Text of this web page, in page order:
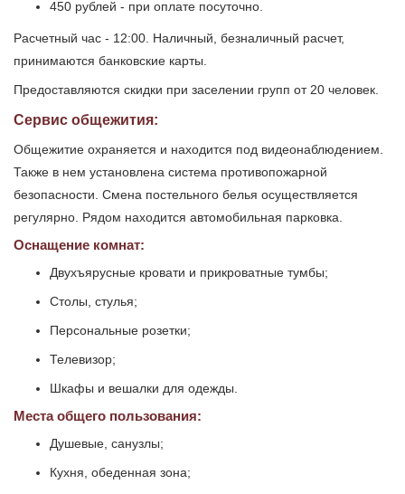
450 рублей - при оплате посуточно.
Расчетный час - 12:00. Наличный, безналичный расчет,
принимаются банковские карты.
Предоставляются скидки при заселении групп от 20 человек.
Сервис общежития:
Общежитие охраняется и находится под видеонаблюдением.
Также в нем установлена система противопожарной
безопасности. Смена постельного белья осуществляется
регулярно. Рядом находится автомобильная парковка.
Оснащение комнат:
Двухъярусные кровати и прикроватные тумбы;
Столы, стулья;
Персональные розетки;
Телевизор;
Шкафы и вешалки для одежды.
Места общего пользования:
Душевые, санузлы;
Кухня, обеденная зона;